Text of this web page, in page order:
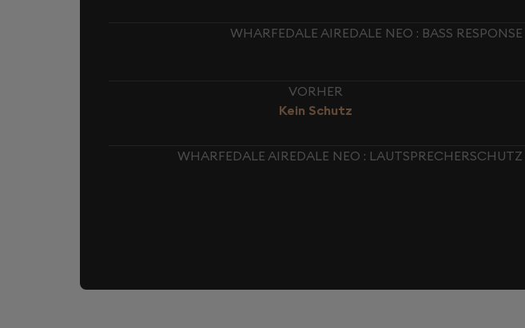
WHARFEDALE AIREDALE NEO : BASS RESPONSE
VORHER
Kein Schutz
WHARFEDALE AIREDALE NEO : LAUTSPRECHERSCHUTZ